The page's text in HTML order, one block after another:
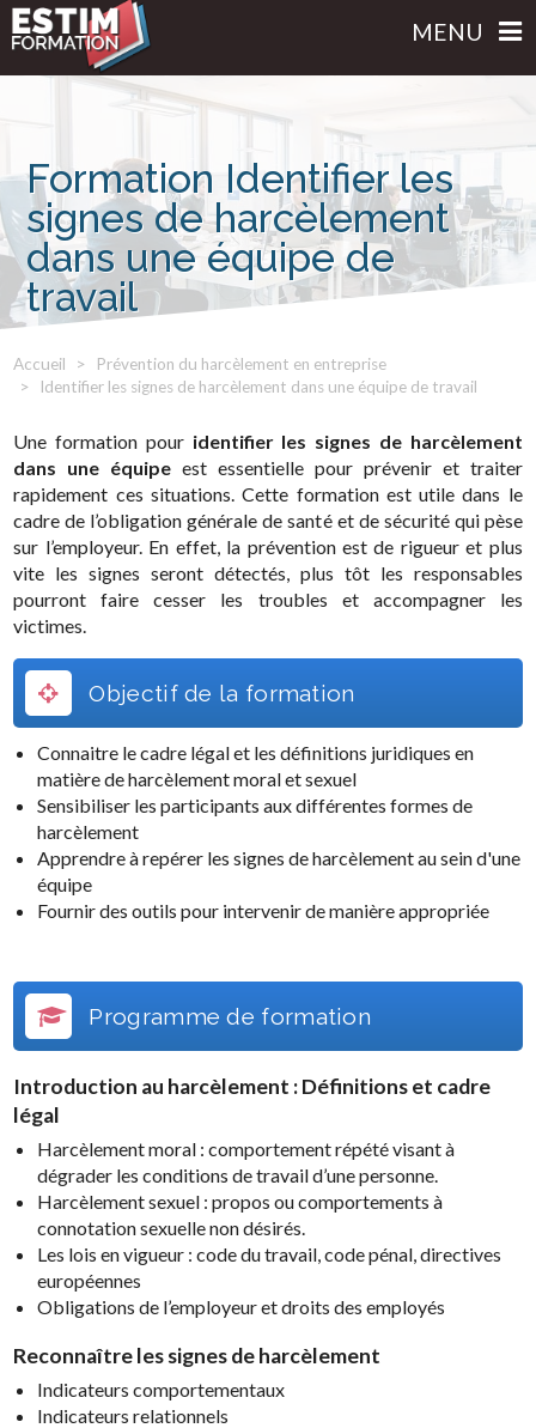
MENU
Formation Identifier les
signes de harcèlement
dans une équipe de
travail
Accueil
Prévention du harcèlement en entreprise
Identifier les signes de harcèlement dans une équipe de travail
Une formation pour identifier les signes de harcèlement
dans une équipe est essentielle pour prévenir et traiter
rapidement ces situations. Cette formation est utile dans le
cadre de l’obligation générale de santé et de sécurité qui pèse
sur l’employeur. En effet, la prévention est de rigueur et plus
vite les signes seront détectés, plus tôt les responsables
pourront faire cesser les troubles et accompagner les
victimes.
Objectif de la formation
Connaitre le cadre légal et les définitions juridiques en
matière de harcèlement moral et sexuel
Sensibiliser les participants aux différentes formes de
harcèlement
Apprendre à repérer les signes de harcèlement au sein d'une
équipe
Fournir des outils pour intervenir de manière appropriée
Programme de formation
Introduction au harcèlement : Définitions et cadre
légal
Harcèlement moral : comportement répété visant à
dégrader les conditions de travail d’une personne.
Harcèlement sexuel : propos ou comportements à
connotation sexuelle non désirés.
Les lois en vigueur : code du travail, code pénal, directives
européennes
Obligations de l’employeur et droits des employés
Reconnaître les signes de harcèlement
Indicateurs comportementaux
Indicateurs relationnels